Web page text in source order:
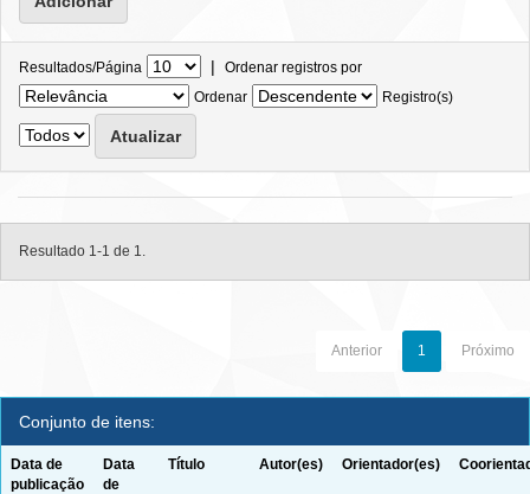
Resultados/Página | Ordenar registros por
Ordenar
Registro(s)
Resultado 1-1 de 1.
Anterior 1 Próximo
Conjunto de itens:
Data de
publicação
Data
de
Título Autor(es) Orientador(es)